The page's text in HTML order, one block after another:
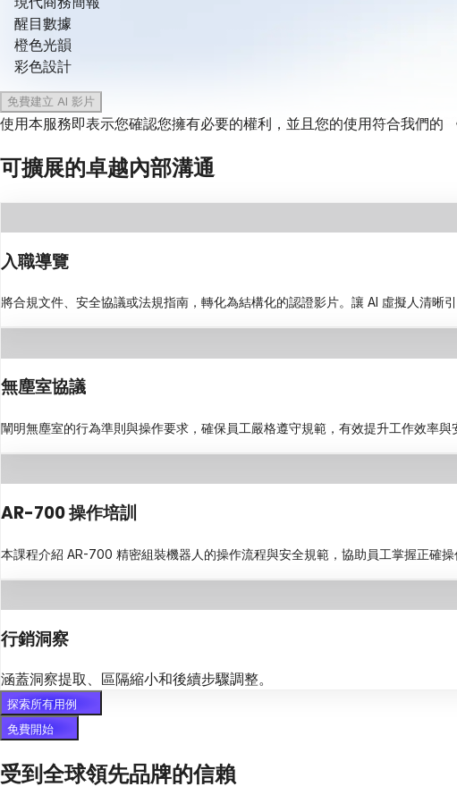
醒目數據
橙色光韻
彩色設計
免費建立 AI 影片
使用本服務即表示您確認您擁有必要的權利，並且您的使用符合我們的
可擴展的卓越內部溝通
入職導覽
將合規文件、安全協議或法規指南，轉化為結構化的認證影片。讓 AI 虛擬人清晰
無塵室協議
闡明無塵室的行為準則與操作要求，確保員工嚴格遵守規範，有效提升工作效率與
AR-700 操作培訓
本課程介紹 AR-700 精密組裝機器人的操作流程與安全規範，協助員工掌握正確操
行銷洞察
涵蓋洞察提取、區隔縮小和後續步驟調整。
探索所有用例
免費開始
受到全球領先品牌的信賴